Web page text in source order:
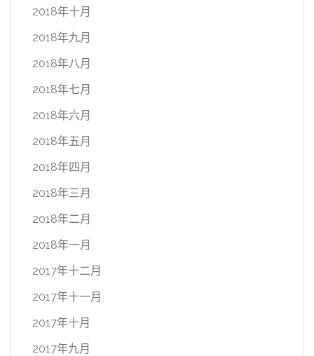
2018年十月
2018年九月
2018年八月
2018年七月
2018年六月
2018年五月
2018年四月
2018年三月
2018年二月
2018年一月
2017年十二月
2017年十一月
2017年十月
2017年九月